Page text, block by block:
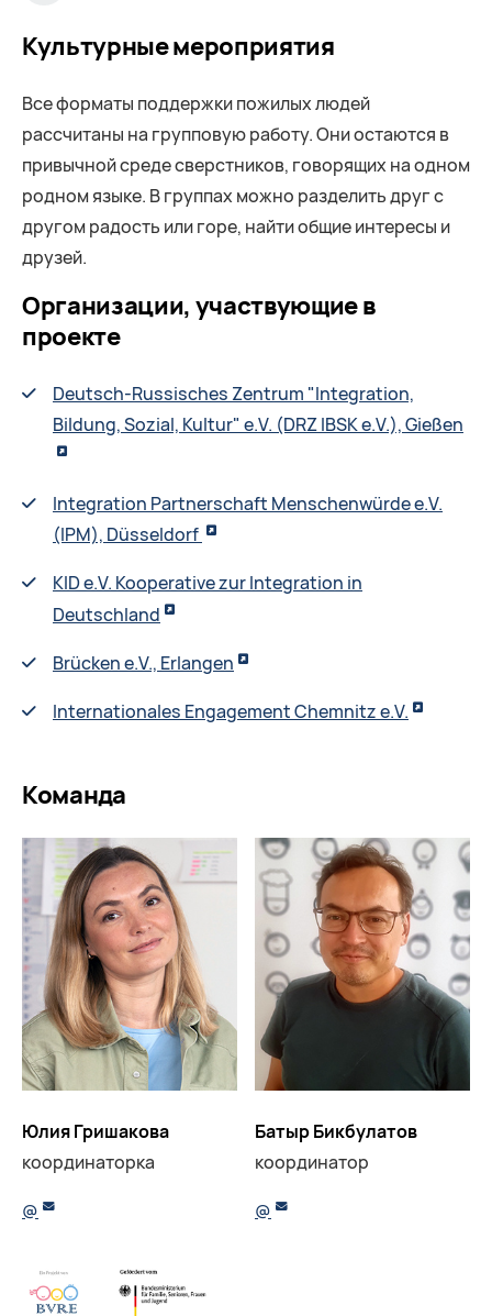
Культурные мероприятия
Все форматы поддержки пожилых людей
рассчитаны на групповую работу. Они остаются в
привычной среде сверстников, говорящих на одном
родном языке. В группах можно разделить друг с
другом радость или горе, найти общие интересы и
друзей.
Организации, участвующие в
проекте
Deutsch-Russisches Zentrum "Integration,
Bildung, Sozial, Kultur" e.V. (DRZ IBSK e.V.), Gießen
Integration Partnerschaft Menschenwürde e.V.
(IPM), Düsseldorf
KID e.V. Kooperative zur Integration in
Deutschland
Brücken e.V., Erlangen
Internationales Engagement Chemnitz e.V.
Команда
Юлия Гришакова
координаторка
@
Батыр Бикбулатов
координатор
@